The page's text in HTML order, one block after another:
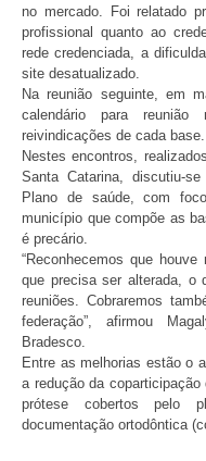
no mercado. Foi relatado
profissional quanto ao
rede credenciada, a
site desatualizado.
Na reunião seguinte, em
calendário para reunião
reivindicações de cada base.
Nestes encontros,
Santa Catarina, discutiu-
Plano de saúde, com
município que compõe as
é precário.
“Reconhecemos que
que precisa ser alterada, o
reuniões. Cobraremos
federação”, afirmou
Bradesco.
Entre as melhorias estão o
a redução da
prótese cobertos pelo
documentação ortodôntica